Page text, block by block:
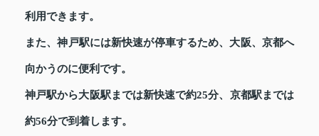
利用できます。
また、神戸駅には新快速が停車するため、大阪、京都へ
向かうのに便利です。
神戸駅から大阪駅までは新快速で約25分、京都駅までは
約56分で到着します。